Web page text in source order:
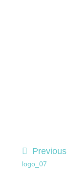
Previous
logo_07